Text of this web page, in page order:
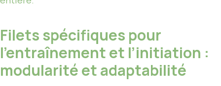
Filets spécifiques pour
l’entraînement et l’initiation :
modularité et adaptabilité